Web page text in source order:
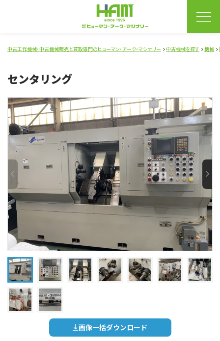
中古工作機械・中古機械販売と買取専門のヒューマン・アーク・マシナリー 中古機械を探す 機械
センタリング
画像一括ダウンロード